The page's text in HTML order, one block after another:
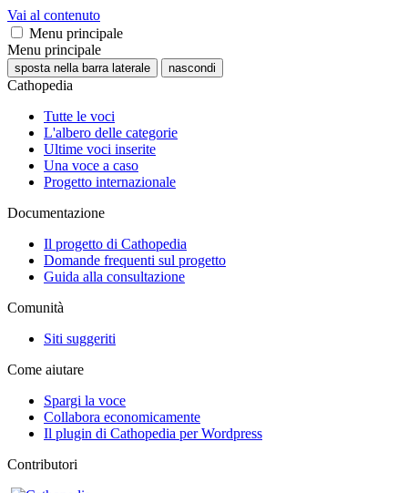
Vai al contenuto
Menu principale
Menu principale
sposta nella barra laterale nascondi
Cathopedia
Tutte le voci
L'albero delle categorie
Ultime voci inserite
Una voce a caso
Progetto internazionale
Documentazione
Il progetto di Cathopedia
Domande frequenti sul progetto
Guida alla consultazione
Comunità
Siti suggeriti
Come aiutare
Spargi la voce
Collabora economicamente
Il plugin di Cathopedia per Wordpress
Contributori